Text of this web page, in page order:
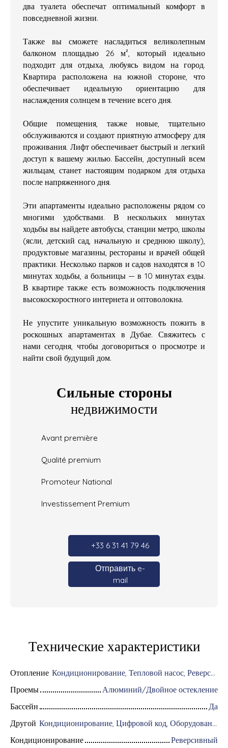
два туалета обеспечат оптимальный комфорт в
повседневной жизни.
Также вы сможете насладиться великолепным
балконом площадью 26 м², который идеально
подходит для отдыха, любуясь видом на город.
Квартира расположена на южной стороне, что
обеспечивает идеальную ориентацию для
наслаждения солнцем в течение всего дня.
Общие помещения, также новые, тщательно
обслуживаются и создают приятную атмосферу для
проживания. Лифт обеспечивает быстрый и легкий
доступ к вашему жилью. Бассейн, доступный всем
жильцам, станет настоящим подарком для отдыха
после напряженного дня.
Эти апартаменты идеально расположены рядом со
многими удобствами. В нескольких минутах
ходьбы вы найдете автобусы, станции метро, школы
(ясли, детский сад, начальную и среднюю школу),
продуктовые магазины, рестораны и врачей общей
практики. Несколько парков и садов находятся в 10
минутах ходьбы, а больницы — в 10 минутах езды.
В квартире также есть возможность подключения
высокоскоростного интернета и оптоволокна.
Не упустите уникальную возможность пожить в
роскошных апартаментах в Дубае. Свяжитесь с
нами сегодня, чтобы договориться о просмотре и
найти свой будущий дом.
Сильные стороны
недвижимости
Avant première
Qualité premium
Promoteur National
Investissement Premium
+33 6 31 41 79 46
Отправить e-
mail
Технические характеристики
Отопление
Кондиционирование, Тепловой насос, Реверсивный
Проемы
Алюминий/Двойное остекление
Бассейн
Да
Другой
Кондиционирование, Цифровой код, Оборудование для домашней автоматизации, Оптоволоконный интернет, Хранитель, Хранение велосипедов, Моторизованные ворота, Бронированная дверь, Система охранной сигнализации, Видеофон
Кондиционирование
Реверсивный